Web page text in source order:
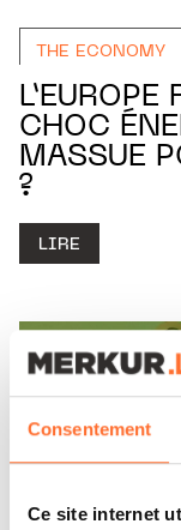
Consentement
Ce site internet
THE ECONOMY
L’EUROPE
CHOC
MASSUE
?
LIRE